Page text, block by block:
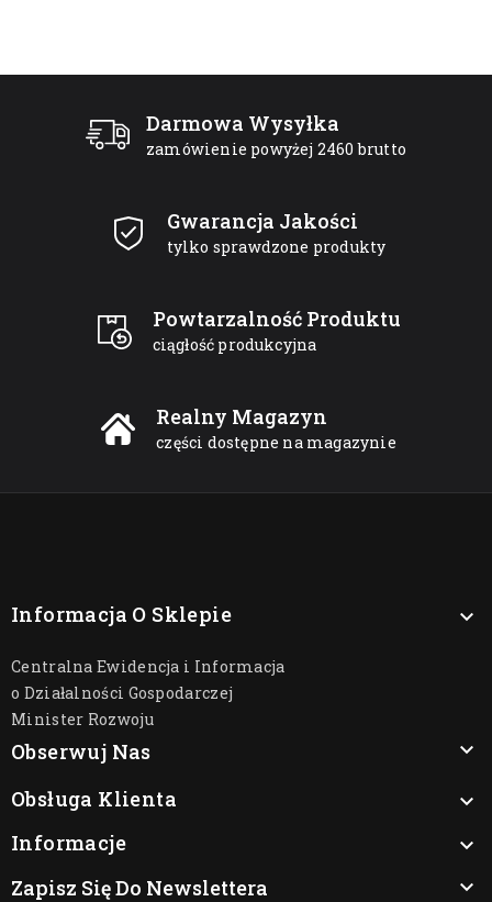
Darmowa Wysyłka
zamówienie powyżej 2460 brutto
Gwarancja Jakości
tylko sprawdzone produkty
Powtarzalność Produktu
ciągłość produkcyjna
Realny Magazyn
części dostępne na magazynie
Informacja O Sklepie 
Centralna Ewidencja i Informacja
o Działalności Gospodarczej
Minister Rozwoju
Obserwuj Nas

Obsługa Klienta

Informacje

Zapisz Się Do Newslettera
